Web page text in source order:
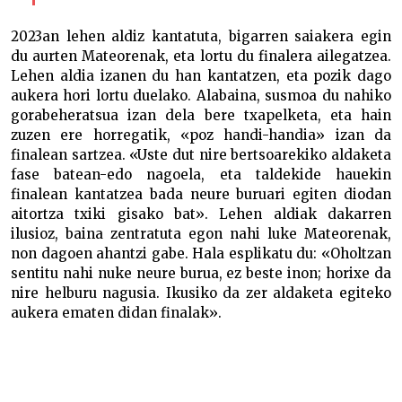
2023an lehen aldiz kantatuta, bigarren saiakera egin
du aurten Mateorenak, eta lortu du finalera ailegatzea.
Lehen aldia izanen du han kantatzen, eta pozik dago
aukera hori lortu duelako. Alabaina, susmoa du nahiko
gorabeheratsua izan dela bere txapelketa, eta hain
zuzen ere horregatik, «poz handi-handia» izan da
finalean sartzea. «Uste dut nire bertsoarekiko aldaketa
fase batean-edo nagoela, eta taldekide hauekin
finalean kantatzea bada neure buruari egiten diodan
aitortza txiki gisako bat». Lehen aldiak dakarren
ilusioz, baina zentratuta egon nahi luke Mateorenak,
non dagoen ahantzi gabe. Hala esplikatu du: «Oholtzan
sentitu nahi nuke neure burua, ez beste inon; horixe da
nire helburu nagusia. Ikusiko da zer aldaketa egiteko
aukera ematen didan finalak».